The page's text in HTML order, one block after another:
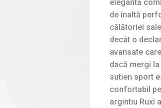
elegantă
de înaltă
călătoriei
decât o
avansate
dacă mergi
sutien sport
confortabil
argintiu Ruxi